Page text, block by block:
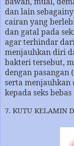
dan lain
cairan yang
dan gatal pada
agar terhindar
menjauhkan diri
bakteri tersebut,
dengan
serta
kepada seks bebas
7. KUTU KELAMIN